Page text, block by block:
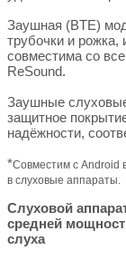
Заушная (BTE)
трубочки и
совместима со
ReSound.
Заушные
защитное
надёжности,
*Совместим с Android
в слуховые аппараты.
Слуховой
средней
слуха